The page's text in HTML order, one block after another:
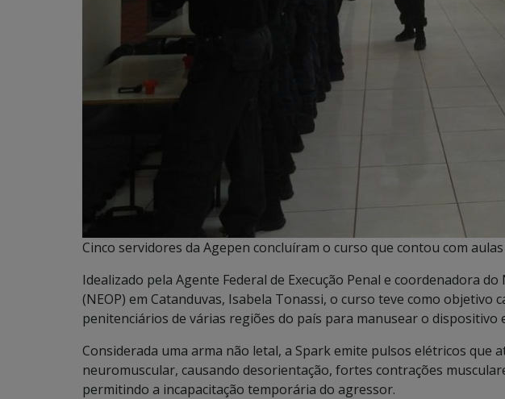
Cinco servidores da Agepen concluíram o curso que contou com
Idealizado pela Agente Federal de Execução Penal e coordenadora
(NEOP) em Catanduvas, Isabela Tonassi, o curso teve como objetivo
penitenciários de várias regiões do país para manusear o dispositivo
Considerada uma arma não letal, a Spark emite pulsos elétricos que
neuromuscular, causando desorientação, fortes contrações
permitindo a incapacitação temporária do agressor.